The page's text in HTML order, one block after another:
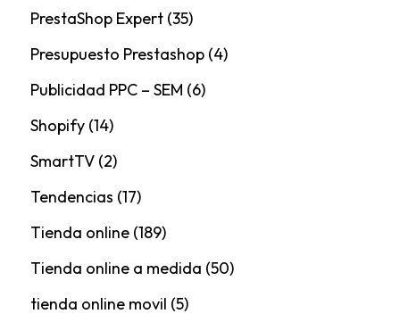
PrestaShop Expert(35)
Presupuesto Prestashop(4)
Publicidad PPC – SEM (6)
Shopify(14)
SmartTV(2)
Tendencias (17)
Tienda online(189)
Tienda online a medida (50)
tienda online movil (5)